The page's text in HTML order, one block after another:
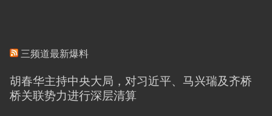
三频道最新爆料
胡春华主持中央大局，对习近平、马兴瑞及齐桥
桥关联势力进行深层清算